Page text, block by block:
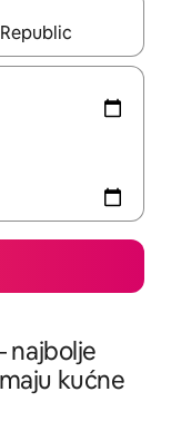
pregledati
najbolje
kućne